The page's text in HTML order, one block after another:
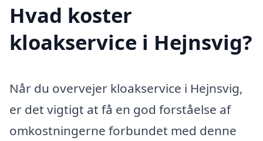
Hvad koster
kloakservice i Hejnsvig?
Når du overvejer kloakservice i Hejnsvig,
er det vigtigt at få en god forståelse af
omkostningerne forbundet med denne